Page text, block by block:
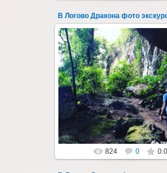
28.07.2019
"В Логово Дракона"
мистический
Паттайи на целый день -
Всего лишь в ч...
Thai-Online
824 0 0.0